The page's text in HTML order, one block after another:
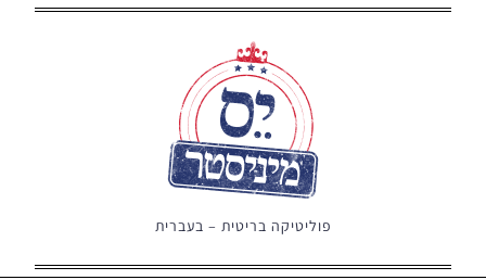
פוליטיקה בריטית – בעברית